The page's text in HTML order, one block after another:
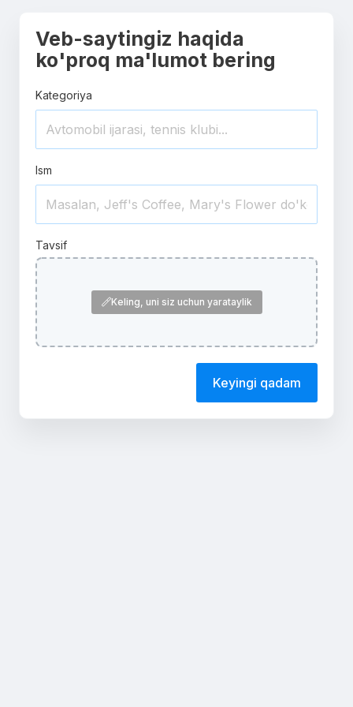
Veb-saytingiz haqida
ko'proq ma'lumot bering
Kategoriya
Ism
Tavsif
Keling, uni siz uchun yarataylik
Keyingi qadam